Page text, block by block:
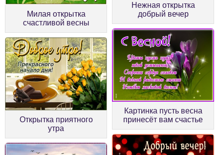
Милая открытка
счастливой весны
Нежная открытка
добрый вечер
Открытка приятного
утра
Картинка пусть весна
принесёт вам счастье